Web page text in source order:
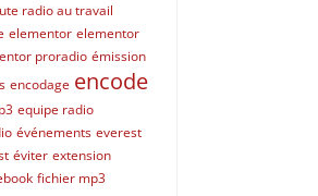
radio au travail
elementor elementor
proradio émission
encodage encode
equipe radio
événements everest
éviter extension
fichier mp3